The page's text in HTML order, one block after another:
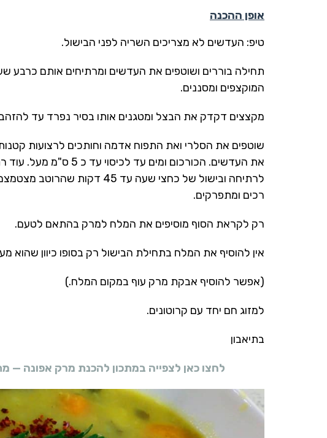
אופן ההכנה
טיפ: העדשים לא מצריכים השריה לפני הבישול.
תחילה בוררים ושוטפים את העדשים ומרתיחים אותם
המוקצפים ומסננים.
מקצצים דקדק את הבצל ומטגנים אותו בסיר נפרד עד
שוטפים את הסלרי ואת התפוח אדמה וחותכים לרצועות
את העדשים. הכורכום
לרתיחה ובישול של כחצי שעה עד
רכים ומתפרקים.
רק לקראת הסוף מוסיפים את המלח למרק בהתאם לטעם.
אין להוסיף את המלח בתחילת הבישול רק בסופו כיוון שהוא
(אפשר להוסיף אבקת מרק עוף במקום המלח.)
למזוג חם יחד עם קרוטונים.
בתיאבון
לחצו כאן לצפייה במתכון להכנת מרק אפונה —